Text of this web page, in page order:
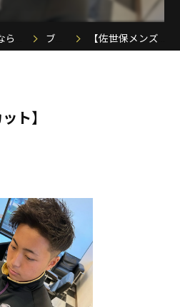
ブログ 【佐世保メンズカット】
ト】